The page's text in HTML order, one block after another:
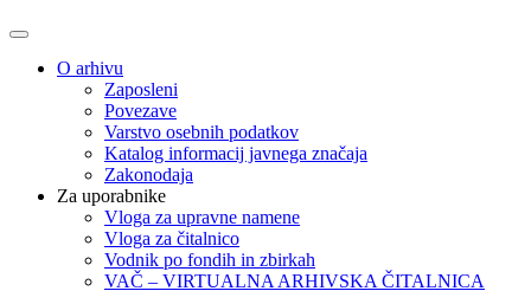
O arhivu
Zaposleni
Povezave
Varstvo osebnih podatkov
Katalog informacij javnega značaja
Zakonodaja
Za uporabnike
Vloga za upravne namene
Vloga za čitalnico
Vodnik po fondih in zbirkah
VAČ – VIRTUALNA ARHIVSKA ČITALNICA